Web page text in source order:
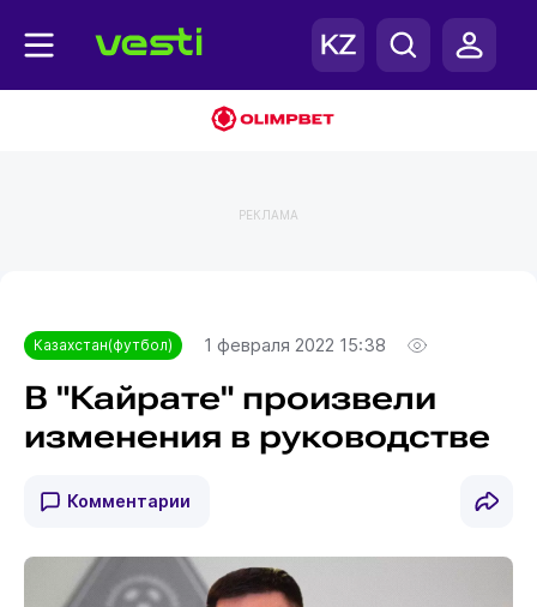
РЕКЛАМА
Казахстан(футбол) 1 февраля 2022 15:38
В "Кайрате" произвели
изменения в руководстве
Комментарии